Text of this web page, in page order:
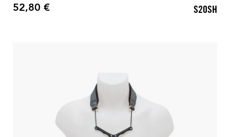
Prix
52,80 € S20SH